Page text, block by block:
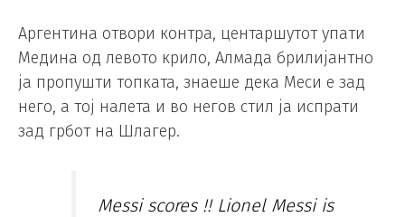
Аргентина отвори контра, центаршутот упати
Медина од левото крило, Алмада брилијантно
ја пропушти топката, знаеше дека Меси е зад
него, а тој налета и во негов стил ја испрати
зад грбот на Шлагер.
Messi scores !! Lionel Messi is